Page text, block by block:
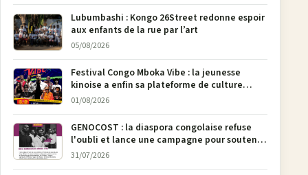
Lubumbashi : Kongo 26Street redonne espoir
aux enfants de la rue par l’art
05/08/2026
Festival Congo Mboka Vibe : la jeunesse
kinoise a enfin sa plateforme de culture
urbaine
01/08/2026
GENOCOST : la diaspora congolaise refuse
l'oubli et lance une campagne pour soutenir
la pétition FONAREV depuis Bruxelles
31/07/2026